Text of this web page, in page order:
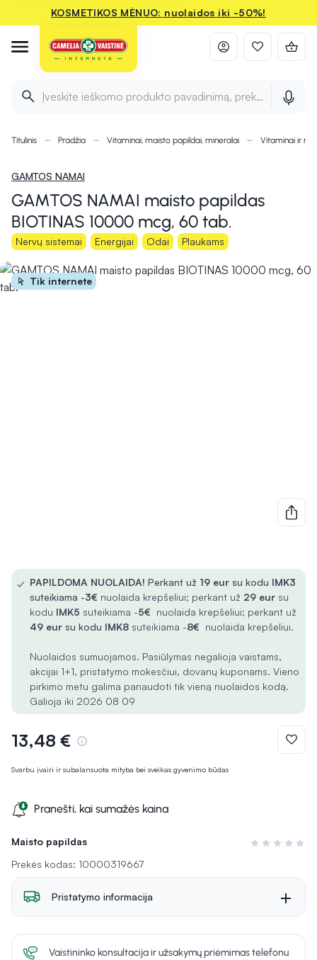
KOSMETIKOS MĖNUO: nuolaidos iki -50%!
Įveskite ieškomo produkto pavadinimą, prekės ženklą ir
Titulinis Pradžia Vitaminai, maisto papildai, mineralai Vitaminai ir
GAMTOS NAMAI
GAMTOS NAMAI maisto papildas
BIOTINAS 10000 mcg, 60 tab.
Nervų sistemai Energijai Odai Plaukams
Tik internete
Maisto papildas
Įvertinimas 0
Prekės kodas: 10000319667
Svarbu įvairi ir subalansuota mityba bei sveikas gyvenimo būdas
✓ PAPILDOMA NUOLAIDA! Perkant už 19 eur su kodu IMK3
suteikiama -3€ nuolaida krepšeliui; perkant už 29 eur su
kodu IMK5 suteikiama -5€ nuolaida krepšeliui; perkant už
49 eur su kodu IMK8 suteikiama -8€ nuolaida krepšeliui.
Nuolaidos sumuojamos. Pasiūlymas negalioja vaistams,
akcijai 1+1, pristatymo mokesčiui, dovanų kuponams. Vieno
pirkimo metu galima panaudoti tik vieną nuolaidos kodą.
Galioja iki 2026 08 09
13,48 €
Pranešti, kai sumažės kaina
Pristatymo informacija
Vaistininko konsultacija ir užsakymų priėmimas telefonu